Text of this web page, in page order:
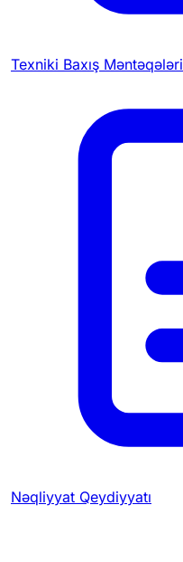
Texniki Baxış Məntəqələri
Nəqliyyat Qeydiyyatı